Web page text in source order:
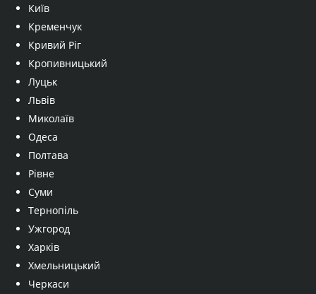
Київ
Кременчук
Кривий Ріг
Кропивницький
Луцьк
Львів
Миколаїв
Одеса
Полтава
Рівне
Суми
Тернопіль
Ужгород
Харків
Хмельницький
Черкаси